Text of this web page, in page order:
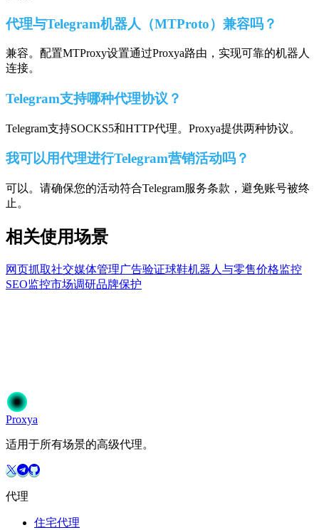
代理与Telegram机器人（MTProto）兼容吗？
兼容。配置MTProxy设置通过Proxya路由，实现可靠的机器人
连接。
Telegram支持哪种代理协议？
Telegram支持SOCKS5和HTTP代理。Proxya提供两种协议。
我可以用代理进行Telegram营销活动吗？
可以。请确保您的活动符合Telegram服务条款，避免账号被终
止。
相关使用场景
网页抓取社交媒体管理广告验证球鞋机器人与零售价格监控
SEO监控市场调研品牌保护
开始使用
Proxya
适用于所有场景的高级代理。
代理
住宅代理